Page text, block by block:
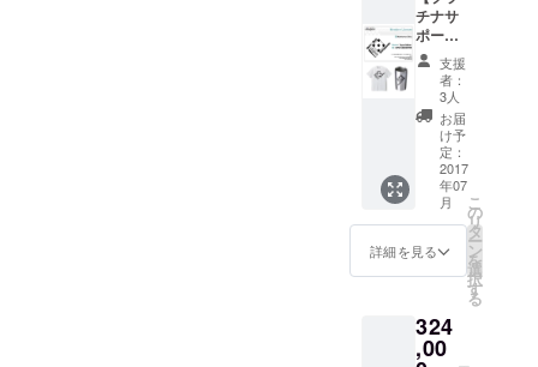
ン・サ
ポー
ターT
シャツ
MEGAS
TOPPE
R DOMI
デザイ
ン・サ
ポー
タータ
ンブ
ト2000
円分 ・
ト優先
予約
レセ
プショ
ンパー
ティに
ご招待
年
に二度
当店主
催イベ
ントへ
無料ご
招待
（お好
ベント
にお申
込み頂
チナサ
ポー
ターラ
イセン
スコー
ス】】
・プラ
チナサ
ポー
ターラ
イセン
ス
記念日
やパー
ティな
に一度
あなた
だけの
支援
者：
3人
お届
け予
定：
2017
年07
月
詳細を見る
こ
の
リ
タ
ー
ン
を
選
択
す
る
324
,00